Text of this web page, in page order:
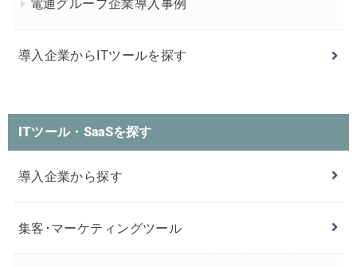
電通グループ企業導入事例
導入企業からITツールを探す
ITツール・SaaSを探す
導入企業から探す
集客･マーケティングツール